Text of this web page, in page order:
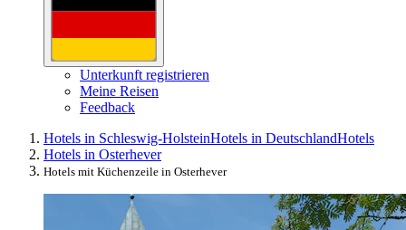
Unterkunft registrieren
Meine Reisen
Feedback
Hotels in Schleswig-HolsteinHotels in DeutschlandHotels
Hotels in Osterhever
Hotels mit Küchenzeile in Osterhever